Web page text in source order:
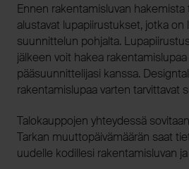
Ennen rakentamisluvan
alustavat lupapiirustukset, jotka on
suunnittelun pohjalta.
jälkeen voit hakea
pääsuunnittelijasi kanssa.
rakentamislupaa varten tarvittavat
Talokauppojen yhteydessä
Tarkan muuttopäivämäärän saat
uudelle kodillesi rakentamisluvan